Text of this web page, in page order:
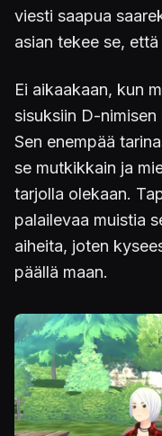
viesti saapua
asian tekee se,
Ei aikaakaan, kun
sisuksiin D-nimisen
Sen enempää
se mutkikkain ja
tarjolla olekaan.
palailevaa muistia
aiheita, joten
päällä maan.
Kuva